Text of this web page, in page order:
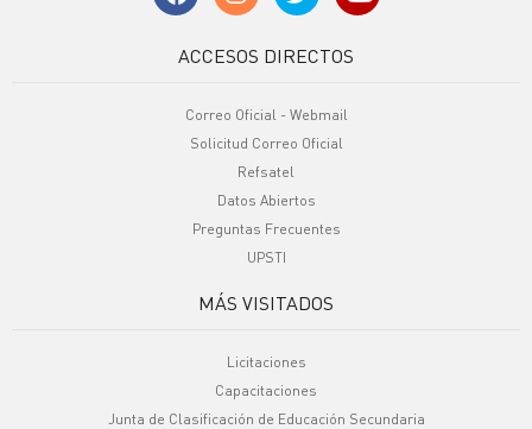
ACCESOS DIRECTOS
Correo Oficial - Webmail
Solicitud Correo Oficial
Refsatel
Datos Abiertos
Preguntas Frecuentes
UPSTI
MÁS VISITADOS
Licitaciones
Capacitaciones
Junta de Clasificación de Educación Secundaria